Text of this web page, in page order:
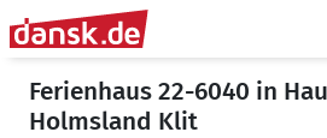
Ferienhaus 22-6040 in
Holmsland Klit